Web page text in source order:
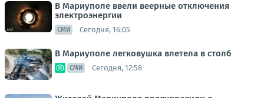
В Мариуполе ввели веерные отключения
электроэнергии
СМИ Сегодня, 16:05
В Мариуполе легковушка влетела в столб
СМИ Сегодня, 12:58